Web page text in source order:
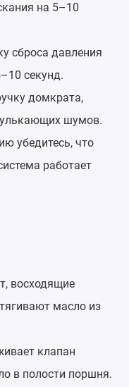
на 5–10
сброса давления
секунд.
домкрата,
шумов.
убедитесь, что
работает
восходящие
масло из
клапан
в полости поршня.